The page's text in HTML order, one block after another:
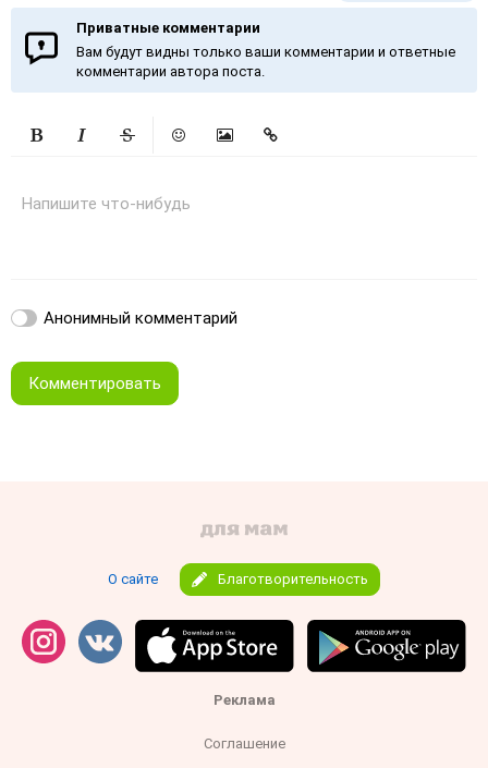
Приватные комментарии
Вам будут видны только ваши комментарии и ответные
комментарии автора поста.
Напишите что-нибудь
Анонимный комментарий
Комментировать
О сайте Благотворительность
Реклама
Соглашение